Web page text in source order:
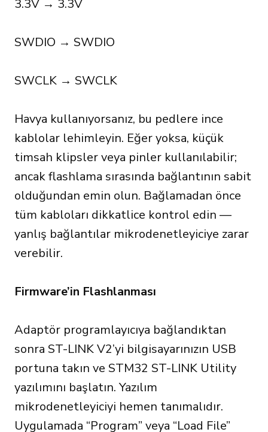
3.3V → 3.3V
SWDIO → SWDIO
SWCLK → SWCLK
Havya kullanıyorsanız, bu pedlere ince
kablolar lehimleyin. Eğer yoksa, küçük
timsah klipsler veya pinler kullanılabilir;
ancak flashlama sırasında bağlantının sabit
olduğundan emin olun. Bağlamadan önce
tüm kabloları dikkatlice kontrol edin —
yanlış bağlantılar mikrodenetleyiciye zarar
verebilir.
Firmware’in Flashlanması
Adaptör programlayıcıya bağlandıktan
sonra ST-LINK V2’yi bilgisayarınızın USB
portuna takın ve STM32 ST-LINK Utility
yazılımını başlatın. Yazılım
mikrodenetleyiciyi hemen tanımalıdır.
Uygulamada “Program” veya “Load File”